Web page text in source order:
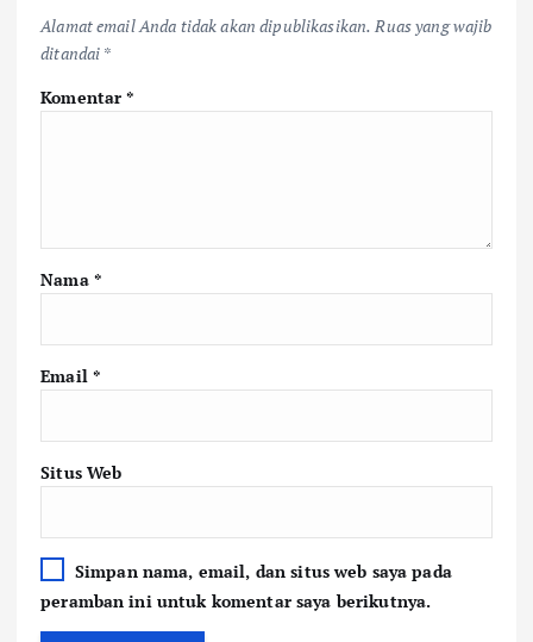
Alamat email Anda tidak akan dipublikasikan. Ruas yang wajib
ditandai *
Komentar*
Nama *
Email *
Situs Web
Simpan nama, email, dan situs web saya pada
peramban ini untuk komentar saya berikutnya.